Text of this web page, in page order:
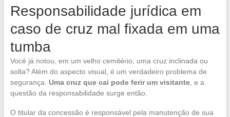
Responsabilidade jurídica em
caso de cruz mal fixada em uma
tumba
Você já notou, em um velho cemitério, uma cruz inclinada ou
solta? Além do aspecto visual, é um verdadeiro problema de
segurança. Uma cruz que cai pode ferir um visitante, e a
questão da responsabilidade surge então.
O titular da concessão é responsável pela manutenção de sua